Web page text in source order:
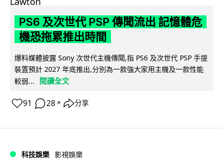
PS6 及次世代 PSP 傳聞流出 記憶體危
機恐拖累推出時間
爆料媒體披露 Sony 次世代主機傳聞,指 PS6 及次世代 PSP 手提
裝置預計 2027 年底推出,分別為一款強大家用主機及一款性能
較弱...
閱讀全文
91 28 ↗ 分享
科技娛樂 影視娛樂